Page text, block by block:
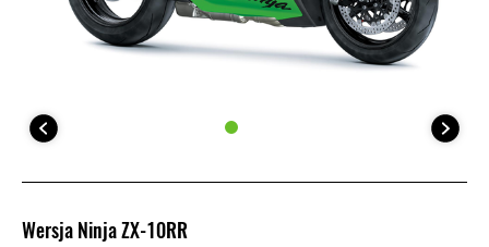
Wersja Ninja ZX-10RR